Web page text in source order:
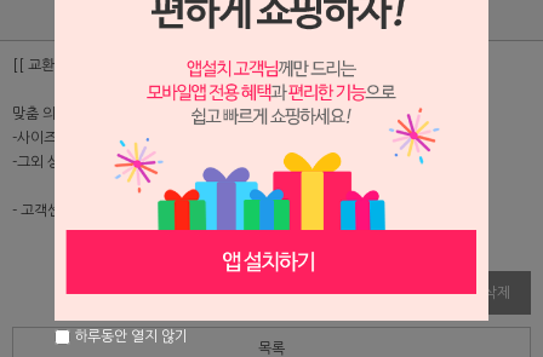
[[ 교환 및 반품 연락 ]]
맞춤 의류는 교환. 반품이 안되오니 참고바랍니다
-사이즈 수정과 조정은 가능합니다.
-그외 상품은 교환.반품이 가능합니다.
- 고객센터(02-2267-4672)로 전화주시거나 게시판에 글을 남겨주세요.
수정 삭제
목록
하루동안 열지 않기